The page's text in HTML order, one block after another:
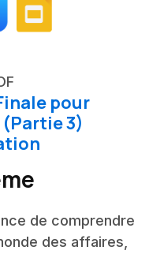
pour
3)
de comprendre
des affaires,